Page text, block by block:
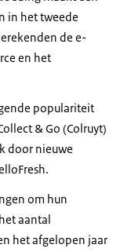
in het tweede
de e-
en het
populariteit
& Go (Colruyt)
door nieuwe
om hun
aantal
het afgelopen jaar